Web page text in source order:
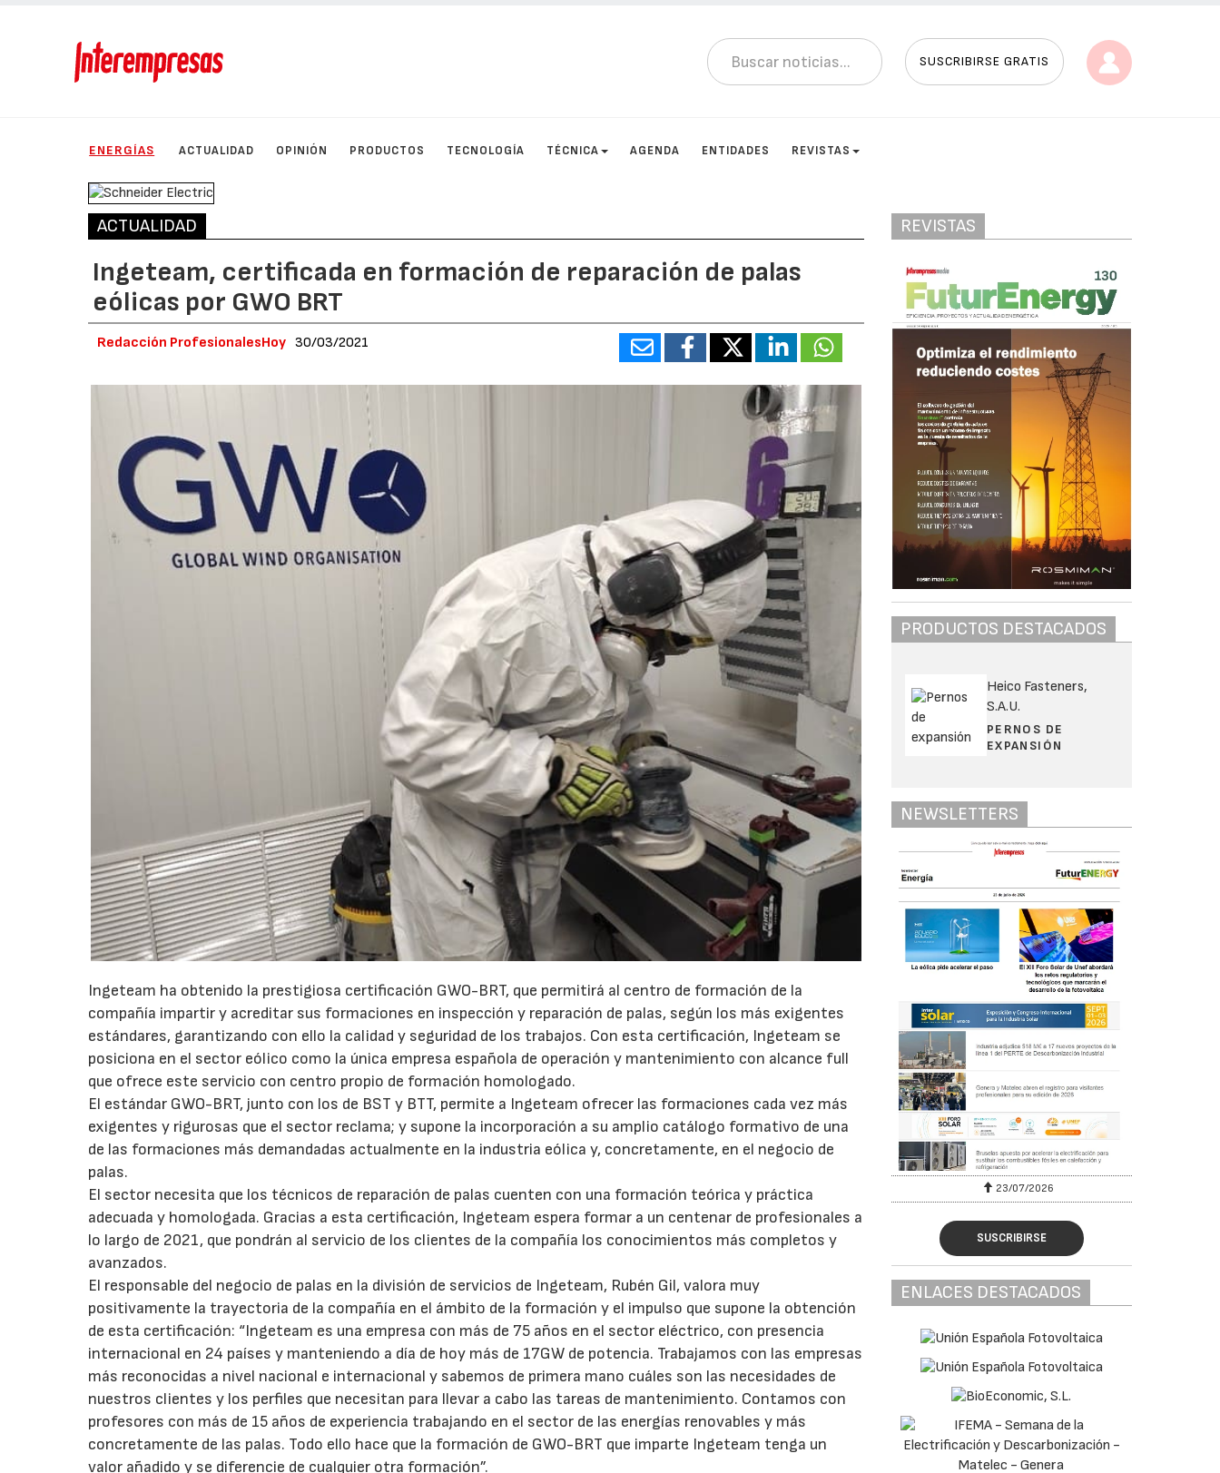
SUSCRIBIRSE GRATIS
ENERGÍAS ACTUALIDAD OPINIÓN PRODUCTOS TECNOLOGÍA TÉCNICA AGENDA ENTIDADES REVISTAS
ACTUALIDAD
Ingeteam, certificada en formación de reparación de palas
eólicas por GWO BRT
Redacción ProfesionalesHoy 30/03/2021
Ingeteam ha obtenido la prestigiosa certificación GWO-BRT, que permitirá al centro de formación de la
compañía impartir y acreditar sus formaciones en inspección y reparación de palas, según los más exigentes
estándares, garantizando con ello la calidad y seguridad de los trabajos. Con esta certificación, Ingeteam se
posiciona en el sector eólico como la única empresa española de operación y mantenimiento con alcance full
que ofrece este servicio con centro propio de formación homologado.
El estándar GWO-BRT, junto con los de BST y BTT, permite a Ingeteam ofrecer las formaciones cada vez más
exigentes y rigurosas que el sector reclama; y supone la incorporación a su amplio catálogo formativo de una
de las formaciones más demandadas actualmente en la industria eólica y, concretamente, en el negocio de
palas.
El sector necesita que los técnicos de reparación de palas cuenten con una formación teórica y práctica
adecuada y homologada. Gracias a esta certificación, Ingeteam espera formar a un centenar de profesionales a
lo largo de 2021, que pondrán al servicio de los clientes de la compañía los conocimientos más completos y
avanzados.
El responsable del negocio de palas en la división de servicios de Ingeteam, Rubén Gil, valora muy
positivamente la trayectoria de la compañía en el ámbito de la formación y el impulso que supone la obtención
de esta certificación: “Ingeteam es una empresa con más de 75 años en el sector eléctrico, con presencia
internacional en 24 países y manteniendo a día de hoy más de 17GW de potencia. Trabajamos con las empresas
más reconocidas a nivel nacional e internacional y sabemos de primera mano cuáles son las necesidades de
nuestros clientes y los perfiles que necesitan para llevar a cabo las tareas de mantenimiento. Contamos con
profesores con más de 15 años de experiencia trabajando en el sector de las energías renovables y más
concretamente de las palas. Todo ello hace que la formación de GWO-BRT que imparte Ingeteam tenga un
valor añadido y se diferencie de cualquier otra formación”.
REVISTAS
PRODUCTOS DESTACADOS
Heico Fasteners,
S.A.U.
PERNOS DE
EXPANSIÓN
NEWSLETTERS
23/07/2026 30/07/2026 23/07/2026
SUSCRIBIRSE
ENLACES DESTACADOS